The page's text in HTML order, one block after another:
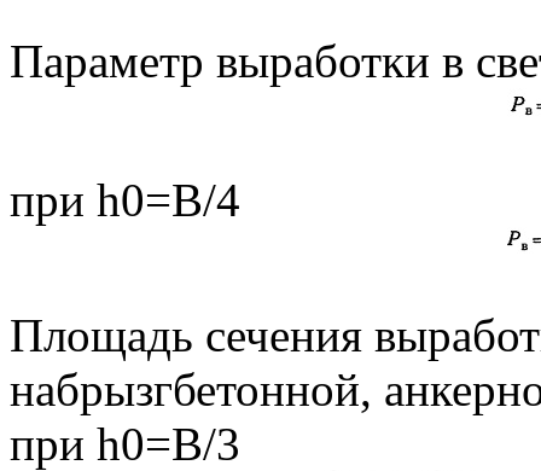
Параметр выработки в
при h0=В/4
Площадь сечения
набрызгбетонной,
при h0=В/3